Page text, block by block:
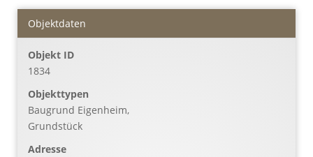
Objektdaten
Objekt ID
1834
Objekttypen
Baugrund Eigenheim,
Grundstück
Adresse